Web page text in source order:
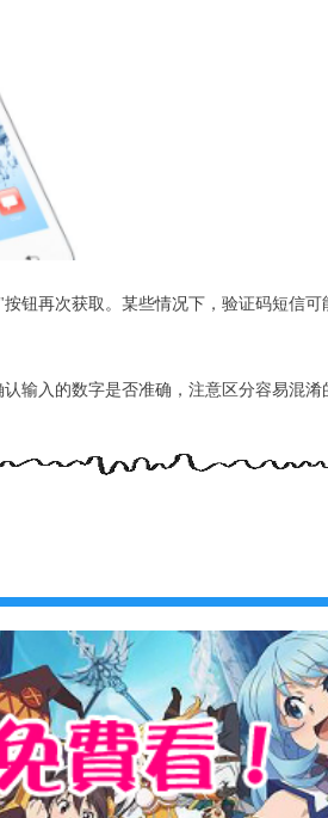
钮再次获取。某些情况下，验证码短信可
输入的数字是否准确，注意区分容易混